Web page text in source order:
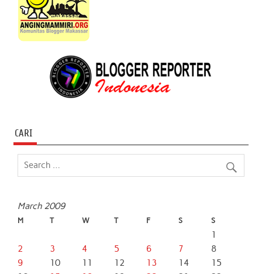
CARI
March 2009
M T W T F S S
1
2
3 4 5 6 7
8
9
10 11 12 13 14
15